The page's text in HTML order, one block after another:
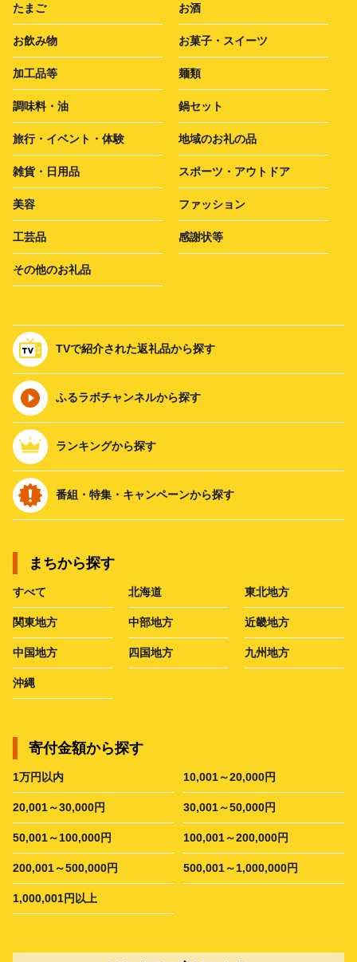
たまご お酒
お飲み物 お菓子・スイーツ
加工品等 麺類
調味料・油 鍋セット
旅行・イベント・体験 地域のお礼の品
雑貨・日用品 スポーツ・アウトドア
美容 ファッション
工芸品 感謝状等
その他のお礼品
TVで紹介された返礼品から探す
ふるラボチャンネルから探す
ランキングから探す
番組・特集・キャンペーンから探す
まちから探す
すべて 北海道 東北地方
関東地方 中部地方 近畿地方
中国地方 四国地方 九州地方
沖縄
寄付金額から探す
1万円以内 10,001～20,000円
20,001～30,000円 30,001～50,000円
50,001～100,000円 100,001～200,000円
200,001～500,000円 500,001～1,000,000円
1,000,001円以上